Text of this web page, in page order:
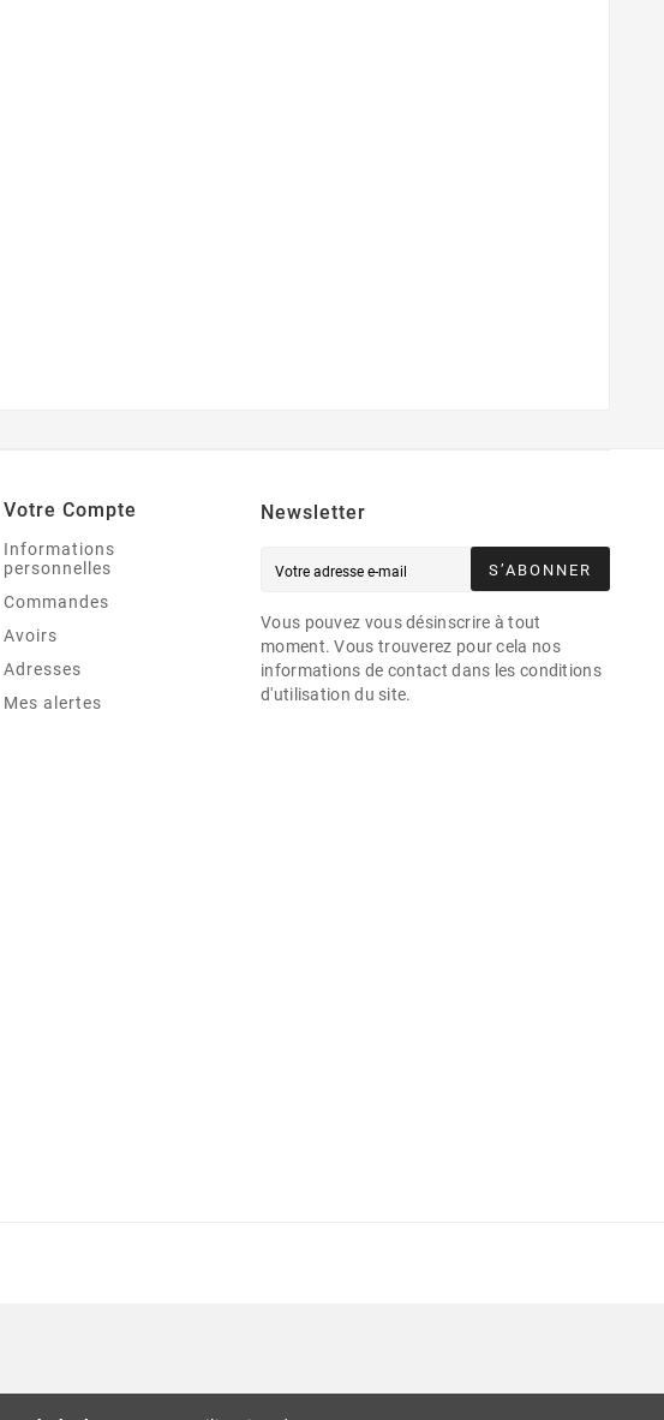
Votre Compte
Informations
personnelles
Commandes
Avoirs
Adresses
Mes alertes
Newsletter
S’ABONNER
Vous pouvez vous désinscrire à tout
moment. Vous trouverez pour cela nos
informations de contact dans les conditions
d'utilisation du site.